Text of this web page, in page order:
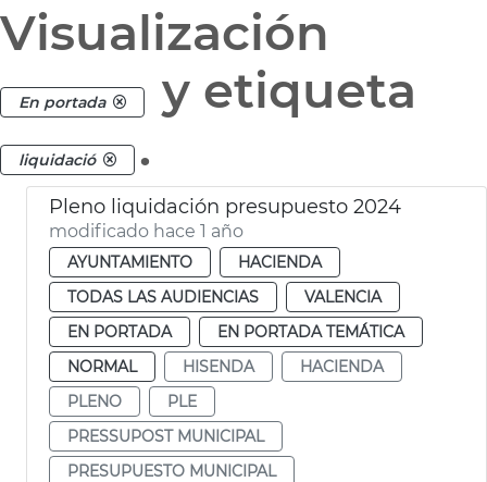
Visualización
En portada y etiqueta
liquidació .
Pleno liquidación presupuesto 2024
modificado hace 1 año
AYUNTAMIENTO
HACIENDA
TODAS LAS AUDIENCIAS
VALENCIA
EN PORTADA
EN PORTADA TEMÁTICA
NORMAL
HISENDA
HACIENDA
PLENO
PLE
PRESSUPOST MUNICIPAL
PRESUPUESTO MUNICIPAL